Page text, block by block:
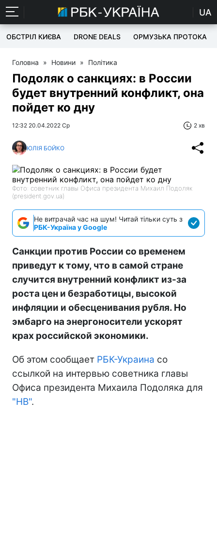
UA
ОБСТРІЛ КИЄВА DRONE DEALS ОРМУЗЬКА ПРОТОКА
Головна » Новини » Політика
Подоляк о санкциях: в России
будет внутренний конфликт, она
пойдет ко дну
12:32 20.04.2022 Ср 2 хв
ЮЛІЯ БОЙКО
Фото: советник главы Офиса президента Михаил Подоляк
(president.gov.ua)
Не витрачай час на шум! Читай тільки суть з
РБК-Україна у Google
Санкции против России со временем
приведут к тому, что в самой стране
случится внутренний конфликт из-за
роста цен и безработицы, высокой
инфляции и обесценивания рубля. Но
эмбарго на энергоносители ускорят
крах российской экономики.
Об этом сообщает РБК-Украина со
ссылкой на интервью советника главы
Офиса президента Михаила Подоляка для
"НВ".